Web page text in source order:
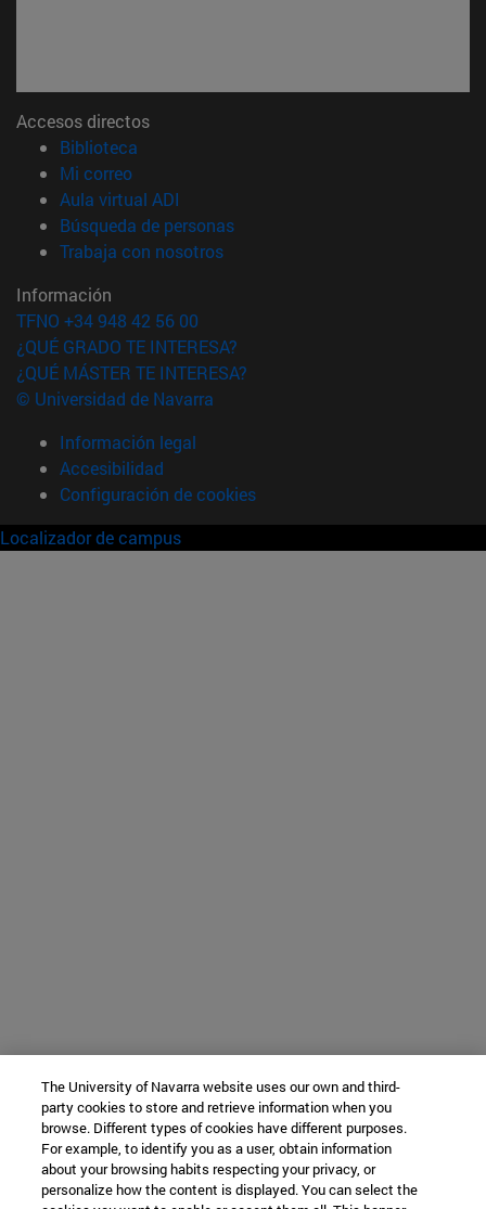
Accesos directos
Biblioteca
Mi correo(abre en nueva ventana)
Aula virtual ADI
Búsqueda de personas(abre en nueva ventana)
Trabaja con nosotros(abre en nueva ventana)
Información
TFNO +34 948 42 56 00
¿QUÉ GRADO TE INTERESA?
¿QUÉ MÁSTER TE INTERESA?
© Universidad de Navarra
Información legal
Accesibilidad
Configuración de cookies
Localizador de campus
The University of Navarra website uses our own and third-
party cookies to store and retrieve information when you
browse. Different types of cookies have different purposes.
For example, to identify you as a user, obtain information
about your browsing habits respecting your privacy, or
personalize how the content is displayed. You can select the